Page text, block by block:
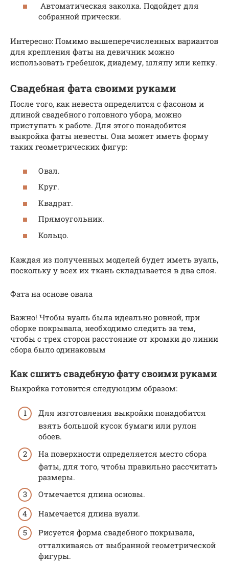
Автоматическая заколка. Подойдет для
собранной прически.
Интересно: Помимо вышеперечисленных вариантов
для крепления фаты на девичник можно
использовать гребешок, диадему, шляпу или кепку.
Свадебная фата своими руками
После того, как невеста определится с фасоном и
длиной свадебного головного убора, можно
приступать к работе. Для этого понадобится
выкройка фаты невесты. Она может иметь форму
таких геометрических фигур:
Овал.
Круг.
Квадрат.
Прямоугольник.
Кольцо.
Каждая из полученных моделей будет иметь вуаль,
поскольку у всех их ткань складывается в два слоя.
Фата на основе овала
Важно! Чтобы вуаль была идеально ровной, при
сборке покрывала, необходимо следить за тем,
чтобы с трех сторон расстояние от кромки до линии
сбора было одинаковым
Как сшить свадебную фату своими руками
Выкройка готовится следующим образом:
Для изготовления выкройки понадобится
взять большой кусок бумаги или рулон
обоев.
На поверхности определяется место сбора
фаты, для того, чтобы правильно рассчитать
размеры.
Отмечается длина основы.
Намечается длина вуали.
Рисуется форма свадебного покрывала,
отталкиваясь от выбранной геометрической
фигуры.